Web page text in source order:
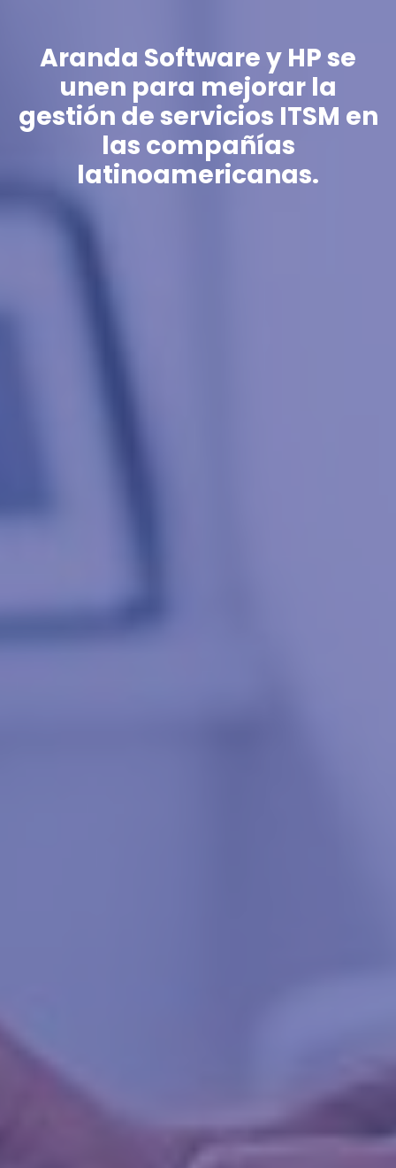
Aranda Software y HP se
unen para mejorar la
gestión de servicios ITSM en
las compañías
latinoamericanas.